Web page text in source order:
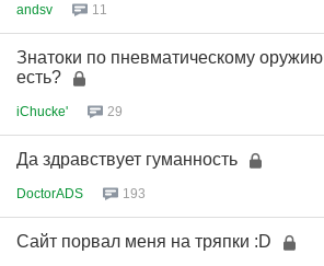
andsv 11
Знатоки по пневматическому оружию
есть?
iChucke' 29
Да здравствует гуманность
DoctorADS 193
Сайт порвал меня на тряпки :D